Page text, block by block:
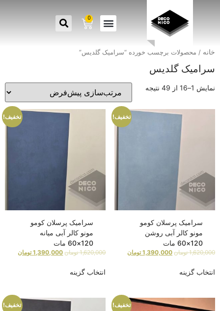
0
خانه / محصولات برچسب خورده “سرامیک گلدیس”
سرامیک گلدیس
نمایش 1–16 از 49 نتیجه
تخفیف!
سرامیک پرسلان کومو
مونو کالر آبی روشن
120×60 مات
1,620,000 تومان 1,390,000 تومان
انتخاب گزینه
تخفیف!
سرامیک پرسلان کومو
مونو کالر آبی میانه
120×60 مات
1,620,000 تومان 1,390,000 تومان
انتخاب گزینه
تخفیف! تخفیف!